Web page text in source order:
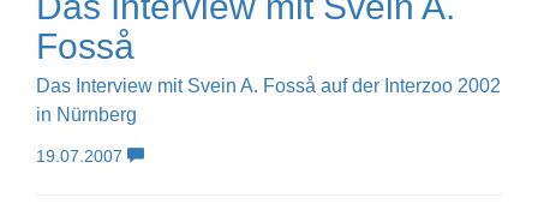
Fosså
Das Interview mit Svein A. Fosså auf der Interzoo 2002
in Nürnberg
19.07.2007